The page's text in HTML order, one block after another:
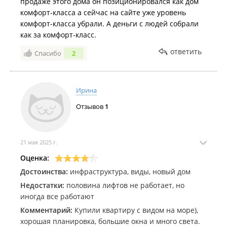
Февраль 2023
Январь 2023
Декабрь 2022
Это двор, в котором приятно гулять, отдыхать или просто
возвращаться домой.
Дом уже сдан, ключи можно получить в день оплаты.
Расположение ЖК "Видный":
городской суеты, но при этом вся инфраструктура и
транспорт — рядом. Удобный выезд позволяет быстро
добраться как до центра города, так и до других районов. В
шаговой доступности — остановки общественного
Локация подойдёт как для автомобилистов, так и для тех, кто
предпочитает передвигаться на автобусе. Расстояние от
комплекса до автовокзала составляет 5 км, до Покровского
парка — 8 км, до международного аэропорта — 45 км.
Инфраструктура ЖК "Видный":
Всё необходимое — буквально рядом: детские сады, школы,
поликлиники, магазины, кафе и салоны красоты. В самом
комфорт-класса а сейчас на сайте уже уровень
комфорт-класса убрали. А деньги с людей собрали
как за комфорт-класс.
Спасибо 2 ответить
Ирина
Отзывов 1
21 мая 2025 г.
Оценка:
Достоинства: инфраструктура, виды, новый дом
Недостатки: половина лифтов не работает, но
иногда все работают
Комментарий: Купили квартиру с видом на море),
хорошая планировка, большие окна и много света.